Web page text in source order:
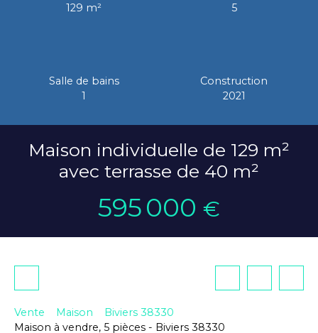
129 m²
5
Salle de bains
1
Construction
2021
Maison individuelle de 129 m²
avec terrasse de 40 m²
595 000 €
Vente Maison
Biviers 38330
Maison à vendre, 5 pièces - Biviers 38330